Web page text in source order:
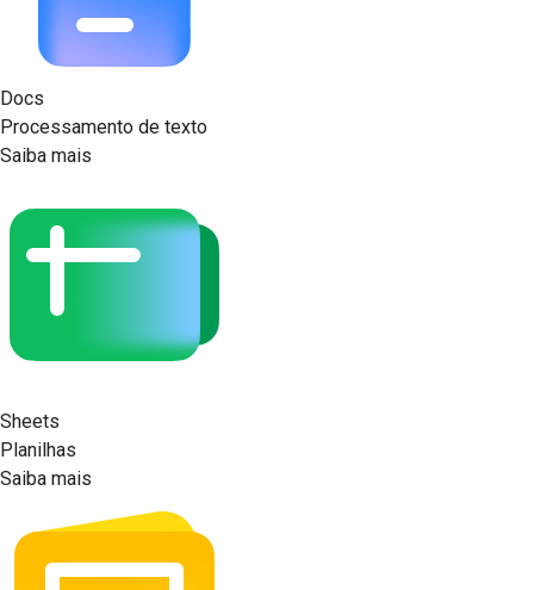
Docs
Processamento de texto
Saiba mais
Sheets
Planilhas
Saiba mais